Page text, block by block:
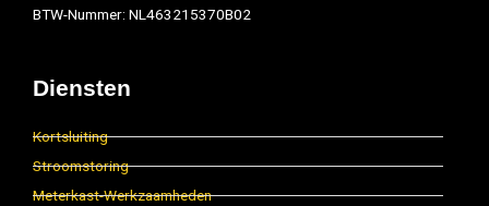
BTW-Nummer: NL463215370B02
Diensten
Kortsluiting
Stroomstoring
Meterkast-Werkzaamheden